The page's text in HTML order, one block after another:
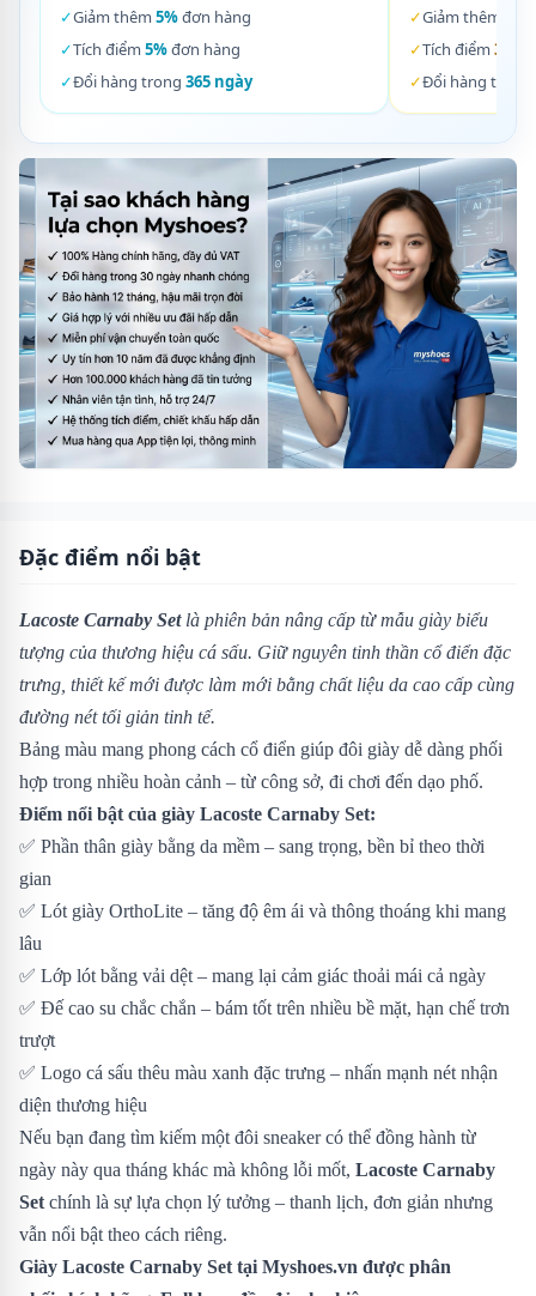
✓Giảm thêm 5%đơn hàng
✓Tích điểm 5%đơn hàng
✓Đổi hàng trong 365 ngày
✓Giảm thêm
✓Tích điểm 3%
✓Đổi hàng trong
Đặc điểm nổi bật
Lacoste Carnaby Setlà phiên bản nâng cấp từ mẫu giày biểu
tượng của thương hiệu cá sấu. Giữ nguyên tinh thần cổ điển đặc
trưng, thiết kế mới được làm mới bằng chất liệu da cao cấp cùng
đường nét tối giản tinh tế.
Bảng màu mang phong cách cổ điển giúp đôi giày dễ dàng phối
hợp trong nhiều hoàn cảnh – từ công sở, đi chơi đến dạo phố.
Điểm nổi bật của giày Lacoste Carnaby Set:
✅ Phần thân giày bằng da mềm – sang trọng, bền bỉ theo thời
gian
✅ Lót giày OrthoLite – tăng độ êm ái và thông thoáng khi mang
lâu
✅ Lớp lót bằng vải dệt – mang lại cảm giác thoải mái cả ngày
✅ Đế cao su chắc chắn – bám tốt trên nhiều bề mặt, hạn chế trơn
trượt
✅ Logo cá sấu thêu màu xanh đặc trưng – nhấn mạnh nét nhận
diện thương hiệu
Nếu bạn đang tìm kiếm một đôi sneaker có thể đồng hành từ
ngày này qua tháng khác mà không lỗi mốt, Lacoste Carnaby
Set chính là sự lựa chọn lý tưởng – thanh lịch, đơn giản nhưng
vẫn nổi bật theo cách riêng.
Giày Lacoste Carnaby Set tại Myshoes.vn được phân